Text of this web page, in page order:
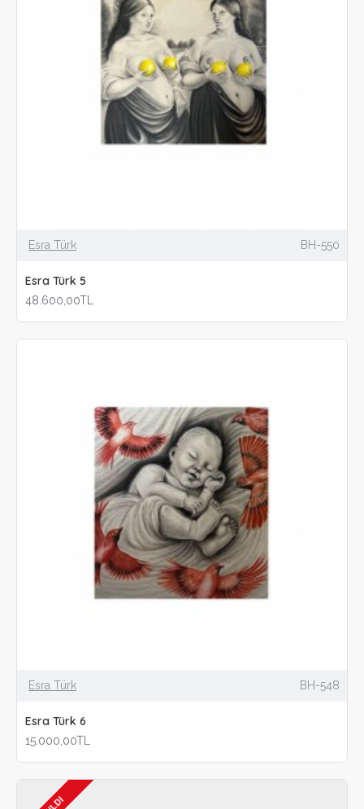
Esra Türk BH-550
Esra Türk 5
48.600,00TL
Esra Türk BH-548
Esra Türk 6
15.000,00TL